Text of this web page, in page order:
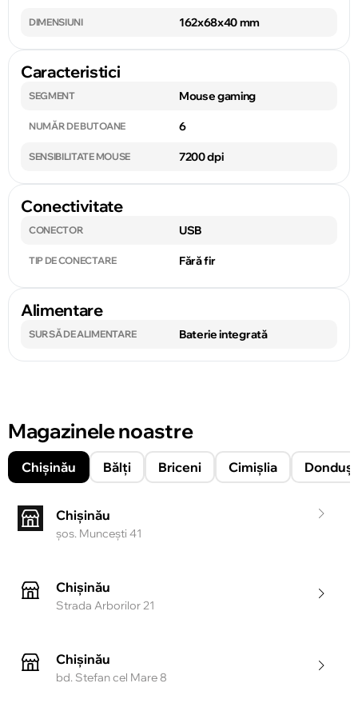
DIMENSIUNI 162x68x40 mm
Caracteristici
SEGMENT Mouse gaming
NUMĂR DE BUTOANE 6
SENSIBILITATE MOUSE 7200 dpi
Conectivitate
CONECTOR USB
TIP DE CONECTARE Fără fir
Alimentare
SURSĂ DE ALIMENTARE Baterie integrată
Magazinele noastre
Chișinău Bălți Briceni Cimișlia
Chișinău
şos. Munceşti 41
Chișinău
Strada Arborilor 21
Chișinău
bd. Stefan cel Mare 8